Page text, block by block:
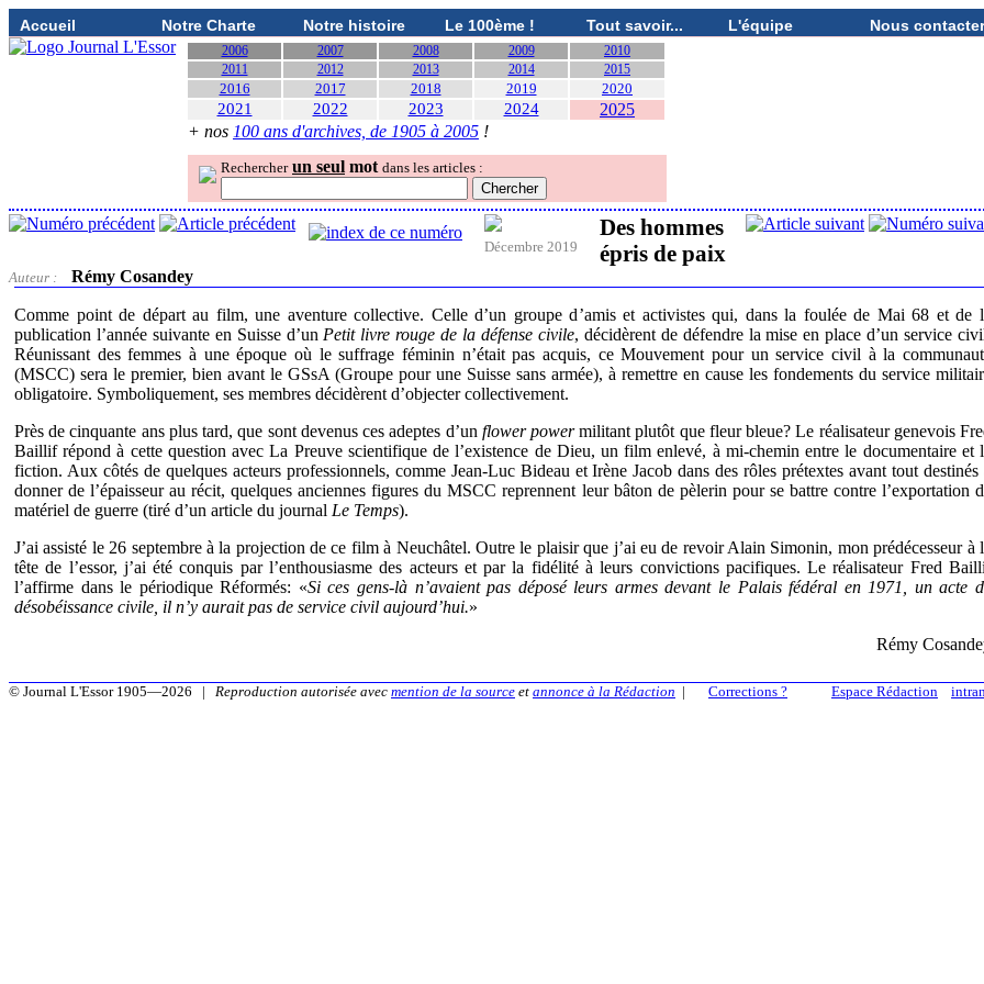
Accueil Notre Charte Notre histoire Le 100ème ! Tout savoir... L'équipe Nous contacter
2006 2007 2008 2009
2010
2011
2012 2013 2014 2015
2016 2017 2018 2019 2020
2021 2022 2023 2024
2025
+ nos 100 ans d'archives, de 1905 à 2005 !
Rechercher un seul mot dans les articles :
Décembre 2019
Des hommes
épris de paix
Auteur : Rémy Cosandey
Comme point de départ au film, une aventure collective. Celle d’un groupe d’amis et activistes qui, dans la foulée de Mai 68 et de
publication l’année suivante en Suisse d’un Petit livre rouge de la défense civile, décidèrent de défendre la mise en place d’un service
Réunissant des femmes à une époque où le suffrage féminin n’était pas acquis, ce Mouvement pour un service civil à la
(MSCC) sera le premier, bien avant le GSsA (Groupe pour une Suisse sans armée), à remettre en cause les fondements du service
obligatoire. Symboliquement, ses membres décidèrent d’objecter collectivement.
Près de cinquante ans plus tard, que sont devenus ces adeptes d’un flower powermilitant plutôt que fleur bleue? Le réalisateur genevois
Baillif répond à cette question avecLa Preuve scientifique de l’existence de Dieu, un film enlevé, à mi-chemin entre le documentaire et
fiction. Aux côtés de quelques acteurs professionnels, comme Jean-Luc Bideau et Irène Jacob dans des rôles prétextes avant tout destinés
donner de l’épaisseur au récit, quelques anciennes figures du MSCC reprennent leur bâton de pèlerin pour se battre contre l’exportation
matériel de guerre (tiré d’un article du journal Le Temps).
J’ai assisté le 26 septembre à la projection de ce film à Neuchâtel. Outre le plaisir que j’ai eu de revoir Alain Simonin, mon prédécesseur à
tête de l’essor, j’ai été conquis par l’enthousiasme des acteurs et par la fidélité à leurs convictions pacifiques. Le réalisateur Fred
l’affirme dans le périodique Réformés: «Si ces gens-là n’avaient pas déposé leurs armes devant le Palais fédéral en 1971, un acte
désobéissance civile, il n’y aurait pas de service civil aujourd’hui.»
Rémy
Espace Rédaction
© Journal L'Essor 1905—2026 | Reproduction autorisée avec mention de la source et annonce à la Rédaction | Corrections ?